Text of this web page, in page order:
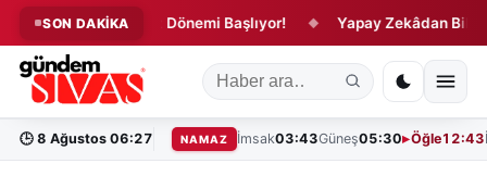
SON DAKİKA
İçin Yeni İnfaz Dönemi Başlıyor! ◆ Yapay Zekâdan Bilimde
🕒 8 Ağustos 06:27 NAMAZ İmsak03:43Güneş05:30 Öğle12:43